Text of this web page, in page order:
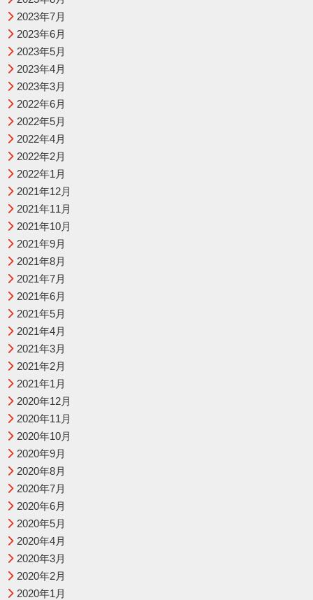
2023年7月
2023年6月
2023年5月
2023年4月
2023年3月
2022年6月
2022年5月
2022年4月
2022年2月
2022年1月
2021年12月
2021年11月
2021年10月
2021年9月
2021年8月
2021年7月
2021年6月
2021年5月
2021年4月
2021年3月
2021年2月
2021年1月
2020年12月
2020年11月
2020年10月
2020年9月
2020年8月
2020年7月
2020年6月
2020年5月
2020年4月
2020年3月
2020年2月
2020年1月